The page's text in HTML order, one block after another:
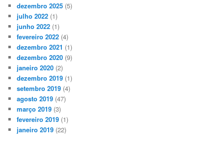
dezembro 2025 (5)
julho 2022 (1)
junho 2022 (1)
fevereiro 2022 (4)
dezembro 2021 (1)
dezembro 2020 (9)
janeiro 2020 (2)
dezembro 2019 (1)
setembro 2019 (4)
agosto 2019 (47)
março 2019 (3)
fevereiro 2019 (1)
janeiro 2019 (22)